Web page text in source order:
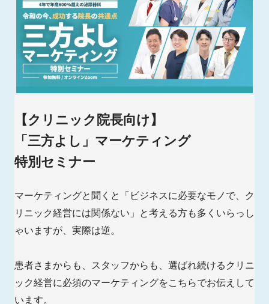
【クリニック院長向け】
「三方よし」マーケティング
特別セミナー
マーケティングと聞くと「ビジネスに必要なモノで、ク
リニック経営には関係ない」と考える方も多くいらっし
ゃいますが、実際は逆。
患者さまからも、スタッフからも、選ばれ続けるクリニ
ック経営に必須のマーケティングをこちらでお伝えして
います。